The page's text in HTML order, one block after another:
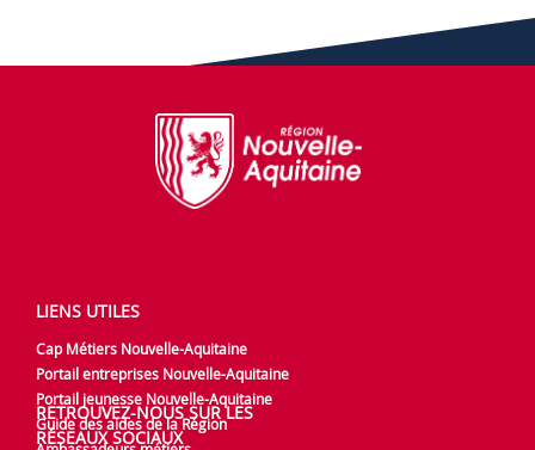
LIENS UTILES
Cap Métiers Nouvelle-Aquitaine
Portail entreprises Nouvelle-Aquitaine
Portail jeunesse Nouvelle-Aquitaine
Guide des aides de la Région
RETROUVEZ-NOUS SUR LES
RÉSEAUX SOCIAUX